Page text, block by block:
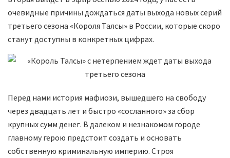
очевидные причины дождаться даты выхода новых серий
третьего сезона «Короля Талсы» в России, которые скоро
станут доступны в конкретных цифрах.
Перед нами история мафиози, вышедшего на свободу
через двадцать лет и быстро «сосланного» за сбор
крупных сумм денег. В далеком и незнакомом городе
главному герою предстоит создать и основать
собственную криминальную империю. Строя